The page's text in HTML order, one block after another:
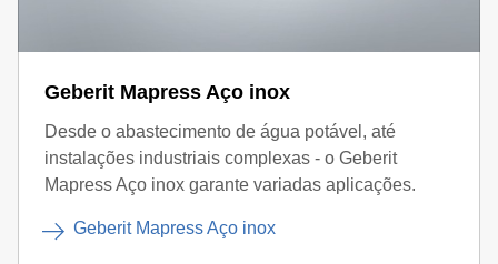
Geberit Mapress Aço inox
Desde o abastecimento de água potável, até
instalações industriais complexas - o Geberit
Mapress Aço inox garante variadas aplicações.
Geberit Mapress Aço inox